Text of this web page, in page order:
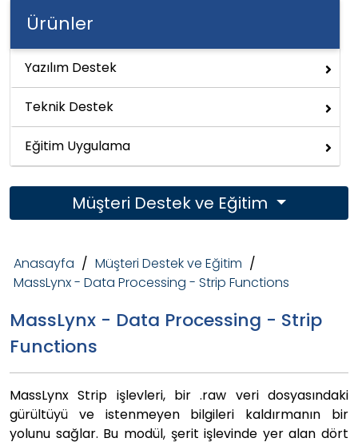
Ürünler
Yazılım Destek
Teknik Destek
Eğitim Uygulama
Müşteri Destek ve Eğitim
Anasayfa / Müşteri Destek ve Eğitim /
MassLynx - Data Processing - Strip Functions
MassLynx - Data Processing - Strip
Functions
MassLynx Strip işlevleri, bir .raw veri dosyasındaki
gürültüyü ve istenmeyen bilgileri kaldırmanın bir
yolunu sağlar. Bu modül, şerit işlevinde yer alan dört